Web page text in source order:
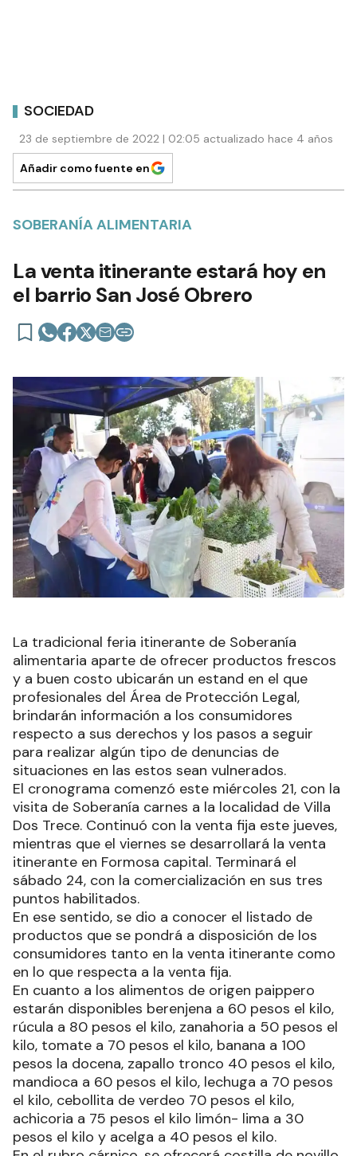
SOCIEDAD
23 de septiembre de 2022 | 02:05 actualizado hace 4 años
Añadir como fuente en
SOBERANÍA ALIMENTARIA
La venta itinerante estará hoy en
el barrio San José Obrero
La tradicional feria itinerante de Soberanía
alimentaria aparte de ofrecer productos frescos
y a buen costo ubicarán un estand en el que
profesionales del Área de Protección Legal,
brindarán información a los consumidores
respecto a sus derechos y los pasos a seguir
para realizar algún tipo de denuncias de
situaciones en las estos sean vulnerados.
El cronograma comenzó este miércoles 21, con la
visita de Soberanía carnes a la localidad de Villa
Dos Trece. Continuó con la venta fija este jueves,
mientras que el viernes se desarrollará la venta
itinerante en Formosa capital. Terminará el
sábado 24, con la comercialización en sus tres
puntos habilitados.
En ese sentido, se dio a conocer el listado de
productos que se pondrá a disposición de los
consumidores tanto en la venta itinerante como
en lo que respecta a la venta fija.
En cuanto a los alimentos de origen paippero
estarán disponibles berenjena a 60 pesos el kilo,
rúcula a 80 pesos el kilo, zanahoria a 50 pesos el
kilo, tomate a 70 pesos el kilo, banana a 100
pesos la docena, zapallo tronco 40 pesos el kilo,
mandioca a 60 pesos el kilo, lechuga a 70 pesos
el kilo, cebollita de verdeo 70 pesos el kilo,
achicoria a 75 pesos el kilo limón- lima a 30
pesos el kilo y acelga a 40 pesos el kilo.